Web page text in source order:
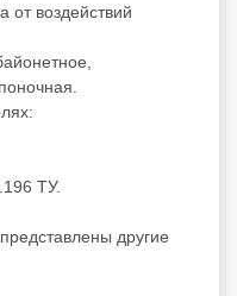
от воздействий
ТУ.
другие